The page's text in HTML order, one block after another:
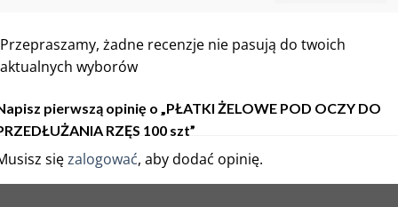
Przepraszamy, żadne recenzje nie pasują do twoich
aktualnych wyborów
pierwszą opinię o „PŁATKI ŻELOWE POD OCZY DO
RZĘS 100 szt”
sięzalogować, aby dodać opinię.